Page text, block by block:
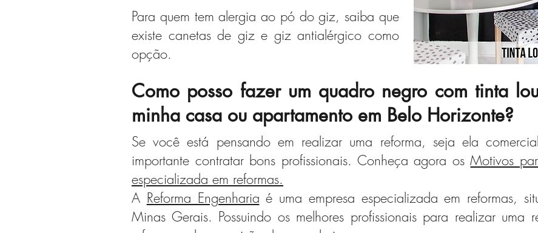
Para quem tem alergia ao pó do giz, saiba que
existe canetas de giz e giz antialérgico como
opção.
Como posso fazer um quadro negro com tinta
minha casa ou apartamento em Belo Horizonte?
Se você está pensando em realizar uma reforma, seja ela
importante contratar bons profissionais. Conheça agora osMotivos
especializada em reformas.
A Reforma Engenharia é uma empresa especializada em reformas,
Minas Gerais. Possuindo os melhores profissionais para realizar uma